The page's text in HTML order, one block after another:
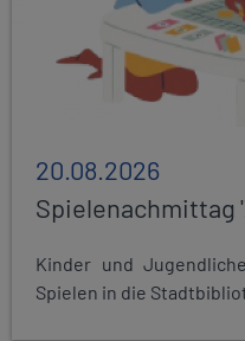
20.08.2026
Spielenachmittag
Kinder und
Spielen in die